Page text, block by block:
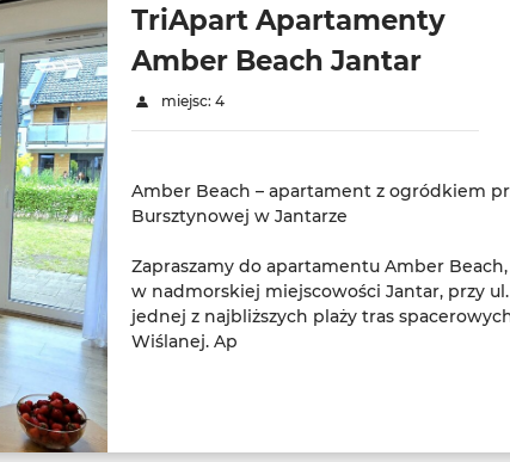
TriApart Apartamenty
Amber Beach Jantar
miejsc: 4
Amber Beach – apartament z ogródkiem
Bursztynowej w Jantarze
Zapraszamy do apartamentu Amber
w nadmorskiej miejscowości Jantar, przy
jednej z najbliższych plaży tras
Wiślanej. Ap